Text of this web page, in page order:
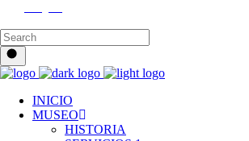
INICIO
MUSEO
HISTORIA